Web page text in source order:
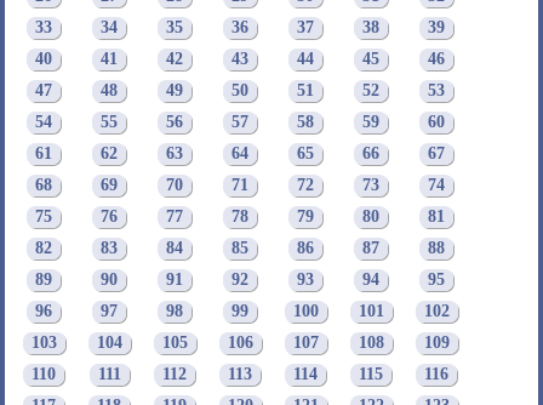
33
34 35 36 37 38
39
40
41 42 43 44 45
46
47
48 49 50 51 52
53
54
55 56 57 58 59
60
61
62 63 64 65 66
67
68
69 70 71 72 73
74
75
76 77 78 79 80
81
82
83 84 85 86 87
88
89
90 91 92 93 94
95
96
97 98 99 100 101
102
103
104 105 106 107 108
109
110
111 112 113 114 115
116